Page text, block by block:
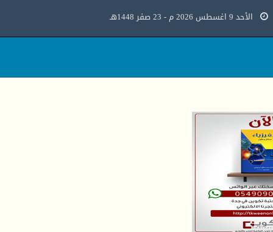
الأحد 9 اغسطس 2026 م - 23 صفر 1448هـ